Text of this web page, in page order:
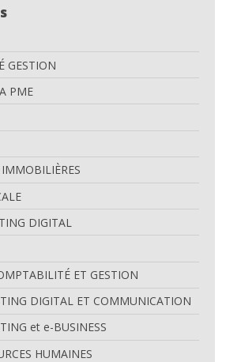
GESTION
PME
DIGITAL
ET GESTION
DIGITAL ET COMMUNICATION
et e-BUSINESS
HUMAINES